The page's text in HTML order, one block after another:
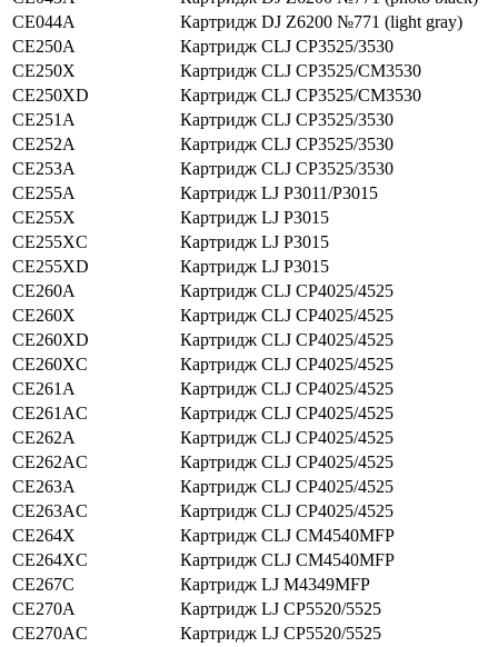
CE044A
Картридж DJ Z6200 №771 (light gray)
CE250A
Картридж CLJ CP3525/3530
CE250X
Картридж CLJ CP3525/CM3530
CE250XD
Картридж CLJ CP3525/CM3530
CE251A
Картридж CLJ CP3525/3530
CE252A
Картридж CLJ CP3525/3530
CE253A
Картридж CLJ CP3525/3530
CE255A
Картридж LJ P3011/P3015
CE255X
Картридж LJ P3015
CE255XC
Картридж LJ P3015
CE255XD
Картридж LJ P3015
CE260A
Картридж CLJ CP4025/4525
CE260X
Картридж CLJ CP4025/4525
CE260XD
Картридж CLJ CP4025/4525
CE260XС
Картридж CLJ CP4025/4525
CE261A
Картридж CLJ CP4025/4525
CE261AC
Картридж CLJ CP4025/4525
CE262A
Картридж CLJ CP4025/4525
CE262AC
Картридж CLJ CP4025/4525
CE263A
Картридж CLJ CP4025/4525
CE263AC
Картридж CLJ CP4025/4525
CE264X
Картридж CLJ CM4540MFP
CE264XC
Картридж CLJ CM4540MFP
CE267C
Картридж LJ M4349MFP
CE270A
Картридж LJ CP5520/5525
CE270AC
Картридж LJ CP5520/5525